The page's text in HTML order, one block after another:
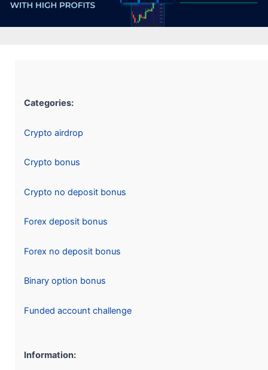
Categories:
Crypto airdrop
Crypto bonus
Crypto no deposit bonus
Forex deposit bonus
Forex no deposit bonus
Binary option bonus
Funded account challenge
Information: